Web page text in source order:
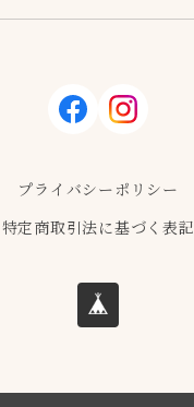
プライバシーポリシー
特定商取引法に基づく表記